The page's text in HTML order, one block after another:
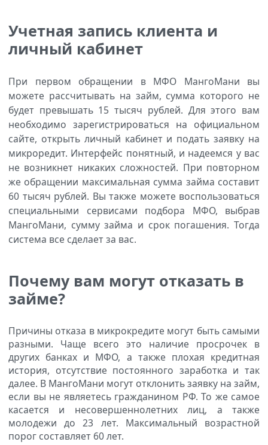
Учетная запись клиента и
личный кабинет
При первом обращении в МФО МангоМани вы
можете рассчитывать на займ, сумма которого не
будет превышать 15 тысяч рублей. Для этого вам
необходимо зарегистрироваться на официальном
сайте, открыть личный кабинет и подать заявку на
микроредит. Интерфейс понятный, и надеемся у вас
не возникнет никаких сложностей. При повторном
же обращении максимальная сумма займа составит
60 тысяч рублей. Вы также можете воспользоваться
специальными сервисами подбора МФО, выбрав
МангоМани, сумму займа и срок погашения. Тогда
система все сделает за вас.
Почему вам могут отказать в
займе?
Причины отказа в микрокредите могут быть самыми
разными. Чаще всего это наличие просрочек в
других банках и МФО, а также плохая кредитная
история, отсутствие постоянного заработка и так
далее. В МангоМани могут отклонить заявку на займ,
если вы не являетесь гражданином РФ. То же самое
касается и несовершеннолетних лиц, а также
молодежи до 23 лет. Максимальный возрастной
порог составляет 60 лет.